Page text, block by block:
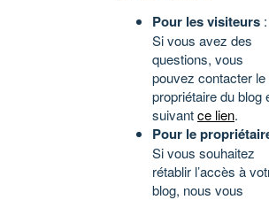
Pour les visiteurs :
Si vous avez des
questions, vous
pouvez contacter le
propriétaire du blog
suivantce lien.
Pour le
Si vous souhaitez
rétablir l’accès à
blog, nous vous